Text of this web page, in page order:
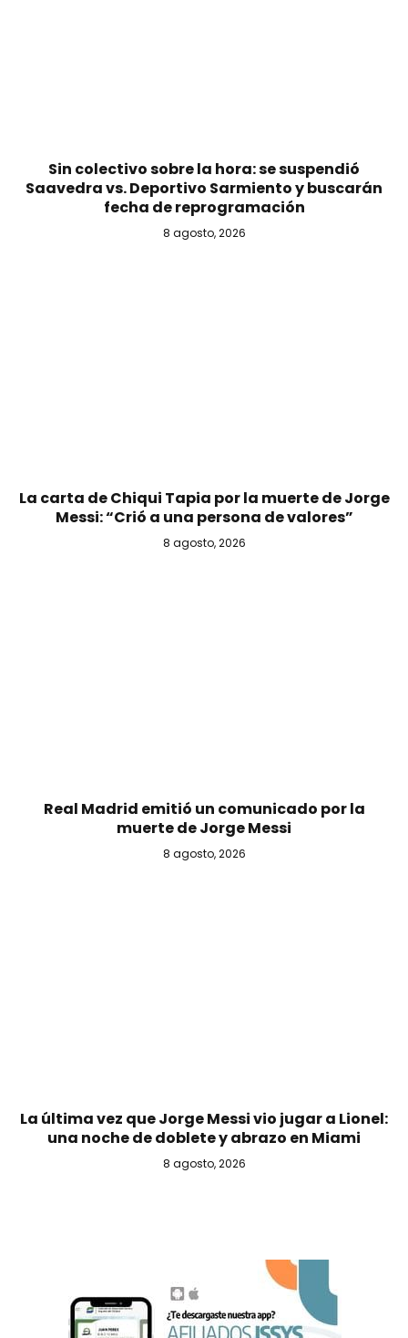
Sin colectivo sobre la hora: se suspendió
Saavedra vs. Deportivo Sarmiento y buscarán
fecha de reprogramación
8 agosto, 2026
La carta de Chiqui Tapia por la muerte de Jorge
Messi: “Crió a una persona de valores”
8 agosto, 2026
Real Madrid emitió un comunicado por la
muerte de Jorge Messi
8 agosto, 2026
La última vez que Jorge Messi vio jugar a Lionel:
una noche de doblete y abrazo en Miami
8 agosto, 2026